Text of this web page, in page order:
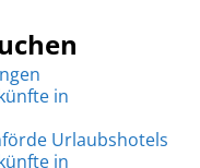
in
Urlaubshotels
in